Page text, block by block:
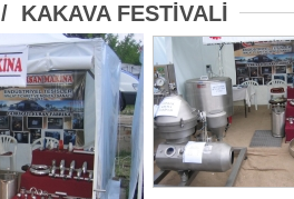
/ KAKAVA FESTİVALİ